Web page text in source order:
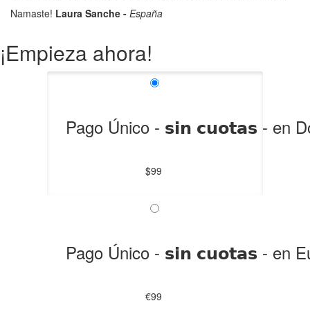
Namaste! Laura Sanche - España
¡Empieza ahora!
Pago Único - 𝘀𝗶𝗻 𝗰𝘂𝗼𝘁𝗮𝘀 - en
$99
Pago Único - 𝘀𝗶𝗻 𝗰𝘂𝗼𝘁𝗮𝘀 - en
€99